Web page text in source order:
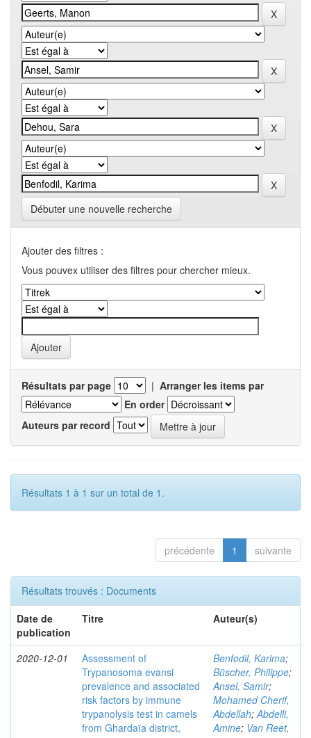
Débuter une nouvelle recherche
Ajouter des filtres :
Vous pouvex utiliser des filtres pour chercher mieux.
Résultats par page | Arranger les items par
En order
Auteurs par record
Résultats 1 à 1 sur un total de 1.
précédente 1 suivante
Résultats trouvés : Documents
Date de
publication
Titre Auteur(s)
2020-12-01
Assessment of
Trypanosoma evansi
prevalence and associated
risk factors by immune
trypanolysis test in camels
from Ghardaïa district,
Benfodil, Karima;
Büscher, Philippe;
Ansel, Samir;
Mohamed Cherif,
Abdellah;Abdelli,
Amine; Van Reet,